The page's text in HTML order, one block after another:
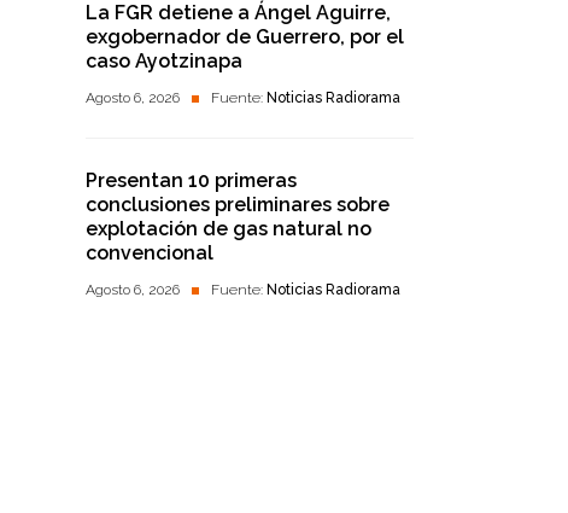
La FGR detiene a Ángel Aguirre,
exgobernador de Guerrero, por el
caso Ayotzinapa
Agosto 6, 2026 Fuente: Noticias Radiorama
Presentan 10 primeras
conclusiones preliminares sobre
explotación de gas natural no
convencional
Agosto 6, 2026 Fuente: Noticias Radiorama